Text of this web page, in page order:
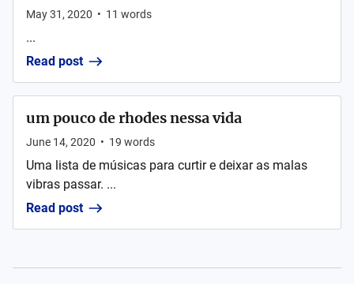
May 31, 2020 • 11 words
...
Read post
um pouco de rhodes nessa vida
June 14, 2020 • 19 words
Uma lista de músicas para curtir e deixar as malas
vibras passar. ...
Read post